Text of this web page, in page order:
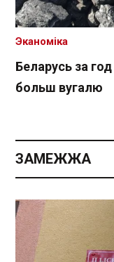
Беларусь за
больш вугалю
Эканоміка
ЗАМЕЖЖА